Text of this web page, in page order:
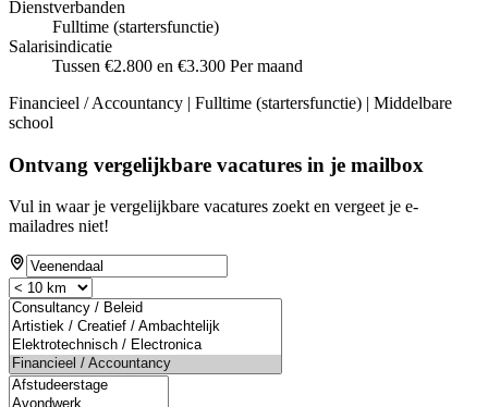
Dienstverbanden
Fulltime (startersfunctie)
Salarisindicatie
Tussen €2.800 en €3.300 Per maand
Financieel / Accountancy | Fulltime (startersfunctie) | Middelbare
school
Ontvang vergelijkbare vacatures in je mailbox
Vul in waar je vergelijkbare vacatures zoekt en vergeet je e-
mailadres niet!